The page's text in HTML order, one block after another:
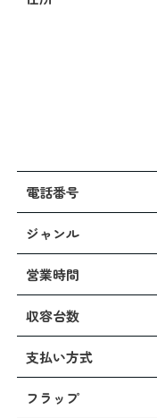
電話番号
ジャンル
営業時間
収容台数
支払い方式
フラップ